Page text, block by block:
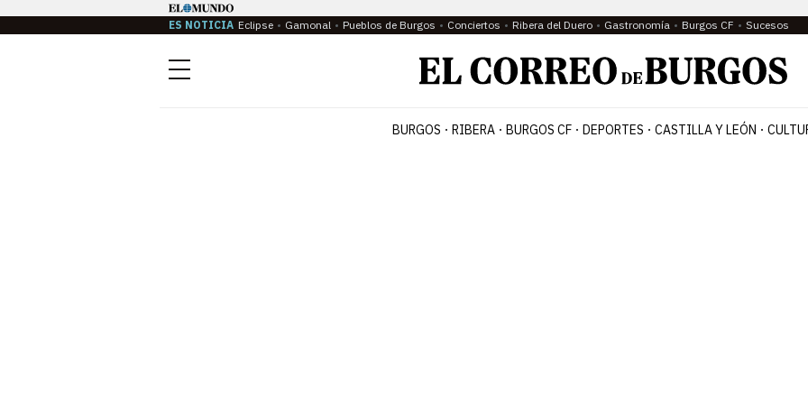
ES NOTICIA Eclipse Gamonal Pueblos de Burgos Conciertos Ribera del Duero Gastronomía Burgos CF Sucesos
Menú
BURGOS RIBERA BURGOS CF DEPORTES CASTILLA Y LEÓN